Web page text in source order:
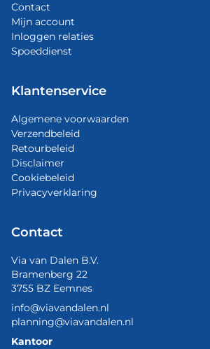
Contact
Mijn account
Inloggen relaties
Spoeddienst
Klantenservice
Algemene voorwaarden
Verzendbeleid
Retourbeleid
Disclaimer
Cookiebeleid
Privacyverklaring
Contact
Via van Dalen B.V.
Bramenberg 22
3755 BZ Eemnes
info@viavandalen.nl
planning@viavandalen.nl
Kantoor